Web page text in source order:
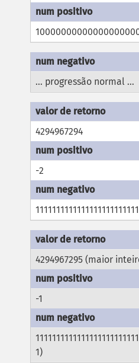
... progressão normal ...
4294967294
-2
4294967295 (maior
-1
1)